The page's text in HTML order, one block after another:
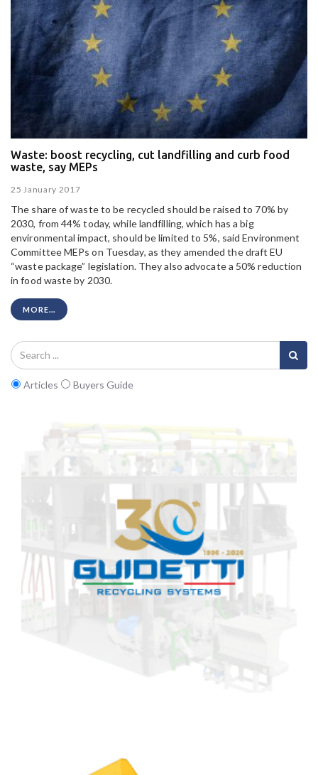
Waste: boost recycling, cut landfilling and curb food
waste, say MEPs
25 January 2017
The share of waste to be recycled should be raised to 70% by
2030, from 44% today, while landfilling, which has a big
environmental impact, should be limited to 5%, said Environment
Committee MEPs on Tuesday, as they amended the draft EU
“waste package” legislation. They also advocate a 50% reduction
in food waste by 2030.
MORE...
Articles Buyers Guide